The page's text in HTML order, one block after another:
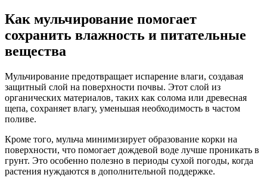
Как мульчирование помогает
сохранить влажность и питательные
вещества
Мульчирование предотвращает испарение влаги, создавая
защитный слой на поверхности почвы. Этот слой из
органических материалов, таких как солома или древесная
щепа, сохраняет влагу, уменьшая необходимость в частом
поливе.
Кроме того, мульча минимизирует образование корки на
поверхности, что помогает дождевой воде лучше проникать в
грунт. Это особенно полезно в периоды сухой погоды, когда
растения нуждаются в дополнительной поддержке.